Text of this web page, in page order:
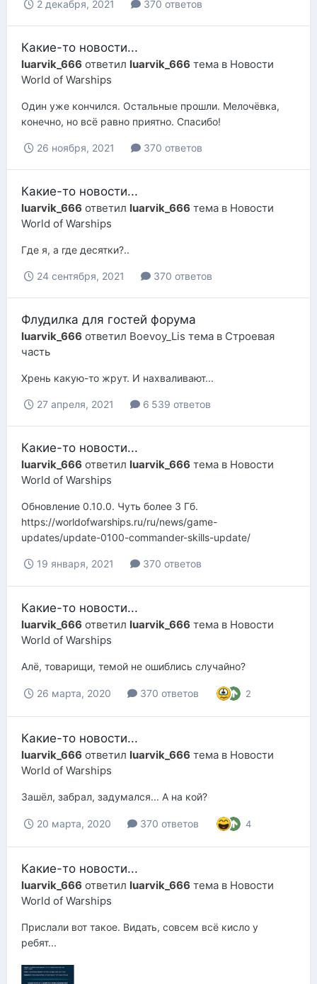
2 декабря, 2021 370 ответов
Какие-то новости...
luarvik_666 ответил luarvik_666 тема в Новости
World of Warships
Один уже кончился. Остальные прошли. Мелочёвка,
конечно, но всё равно приятно. Спасибо!
26 ноября, 2021 370 ответов
Какие-то новости...
luarvik_666 ответил luarvik_666 тема в Новости
World of Warships
Где я, а где десятки?..
24 сентября, 2021 370 ответов
Флудилка для гостей форума
luarvik_666 ответил Boevoy_Lis тема в Строевая
часть
Хрень какую-то жрут. И нахваливают...
27 апреля, 2021 6 539 ответов
Какие-то новости...
luarvik_666 ответил luarvik_666 тема в Новости
World of Warships
Обновление 0.10.0. Чуть более 3 Гб.
https://worldofwarships.ru/ru/news/game-
updates/update-0100-commander-skills-update/
19 января, 2021 370 ответов
Какие-то новости...
luarvik_666 ответил luarvik_666 тема в Новости
World of Warships
Алё, товарищи, темой не ошиблись случайно?
26 марта, 2020 370 ответов 2
Какие-то новости...
luarvik_666 ответил luarvik_666 тема в Новости
World of Warships
Зашёл, забрал, задумался... А на кой?
20 марта, 2020 370 ответов 4
Какие-то новости...
luarvik_666 ответил luarvik_666 тема в Новости
World of Warships
Прислали вот такое. Видать, совсем всё кисло у
ребят...